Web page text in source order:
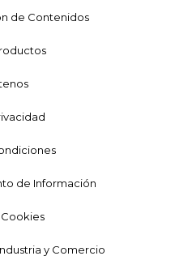
de Contenidos
de Información
y Comercio